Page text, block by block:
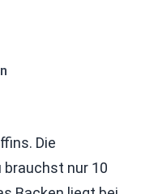
Die
nur 10